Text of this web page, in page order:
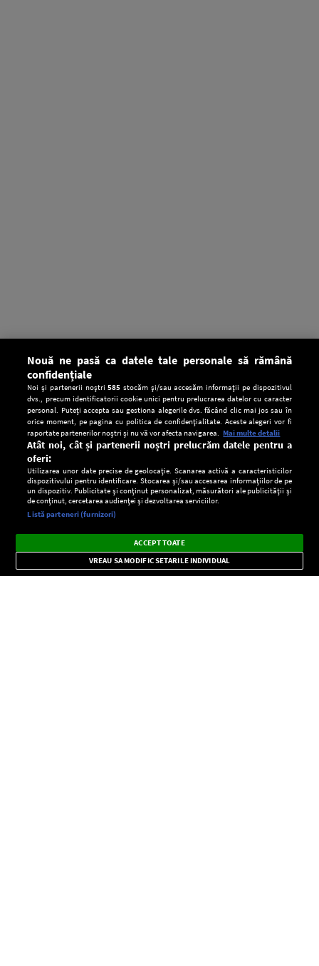
CONFIDENŢIALITATE
Setări:
Dark
Mode
Radio live, podcasturi, știri și alerte
importante.
×
Nouă ne pasă ca datele tale personale să rămână
confidențiale
Noi și partenerii noștri585 stocăm și/sau accesăm informații pe dispozitivul
dvs., precum identificatorii cookie unici pentru prelucrarea datelor cu caracter
personal. Puteți accepta sau gestiona alegerile dvs. făcând clic mai jos sau în
orice moment, pe pagina cu politica de confidențialitate. Aceste alegeri vor fi
raportate partenerilor noștri și nu vă vor afecta navigarea. Mai multe detalii
Atât noi, cât și partenerii noștri prelucrăm datele pentru a
oferi:
Utilizarea unor date precise de geolocație. Scanarea activă a caracteristicilor
dispozitivului pentru identificare. Stocarea și/sau accesarea informațiilor de pe
un dispozitiv. Publicitate și conținut personalizat, măsurători ale publicității și
de conținut, cercetarea audienței și dezvoltarea serviciilor.
Listă parteneri (furnizori)
ACCEPT TOATE
VREAU SA MODIFIC SETARILE INDIVIDUAL